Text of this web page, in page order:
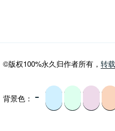
©版权100%永久归作者所有， 转
背景色： -